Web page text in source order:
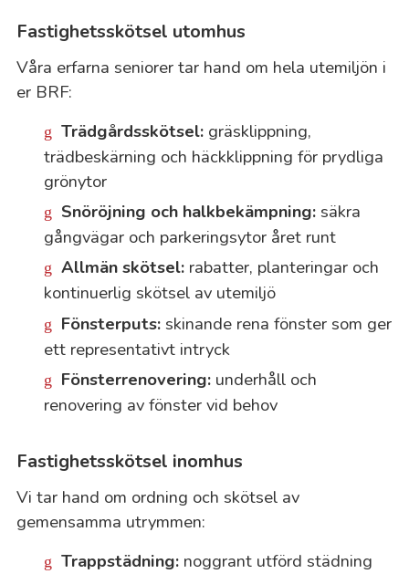
Fastighetsskötsel utomhus
Våra erfarna seniorer tar hand om hela utemiljön i
er BRF:
Trädgårdsskötsel:gräsklippning,
trädbeskärning och häckklippning för prydliga
grönytor
Snöröjning och halkbekämpning:säkra
gångvägar och parkeringsytor året runt
Allmän skötsel:rabatter, planteringar och
kontinuerlig skötsel av utemiljö
Fönsterputs:skinande rena fönster som ger
ett representativt intryck
Fönsterrenovering:underhåll och
renovering av fönster vid behov
Fastighetsskötsel inomhus
Vi tar hand om ordning och skötsel av
gemensamma utrymmen:
Trappstädning:noggrant utförd städning